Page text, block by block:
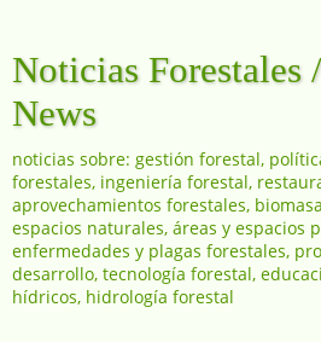
Noticias Forestales
News
noticias sobre: gestión forestal,
forestales, ingeniería forestal,
aprovechamientos forestales,
espacios naturales, áreas y espacios
enfermedades y plagas forestales,
desarrollo, tecnología forestal,
hídricos, hidrología forestal